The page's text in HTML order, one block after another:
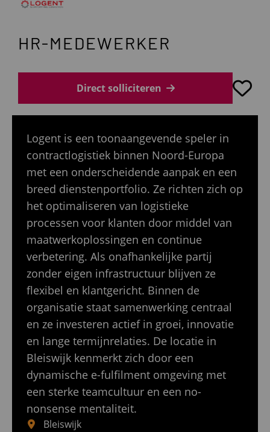
HR-MEDEWERKER
Direct solliciteren
Logent is een toonaangevende speler in
contractlogistiek binnen Noord-Europa
met een onderscheidende aanpak en een
breed dienstenportfolio. Ze richten zich op
het optimaliseren van logistieke
processen voor klanten door middel van
maatwerkoplossingen en continue
verbetering. Als onafhankelijke partij
zonder eigen infrastructuur blijven ze
flexibel en klantgericht. Binnen de
organisatie staat samenwerking centraal
en ze investeren actief in groei, innovatie
en lange termijnrelaties. De locatie in
Bleiswijk kenmerkt zich door een
dynamische e-fulfilment omgeving met
een sterke teamcultuur en een no-
nonsense mentaliteit.
Bleiswijk